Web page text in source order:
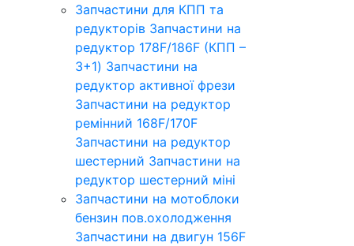
Запчастини для КПП та
редукторів Запчастини на
редуктор 178F/186F (КПП –
3+1) Запчастини на
редуктор активної фрези
Запчастини на редуктор
ремінний 168F/170F
Запчастини на редуктор
шестерний Запчастини на
редуктор шестерний міні
Запчастини на мотоблоки
бензин пов.охолодження
Запчастини на двигун 156F